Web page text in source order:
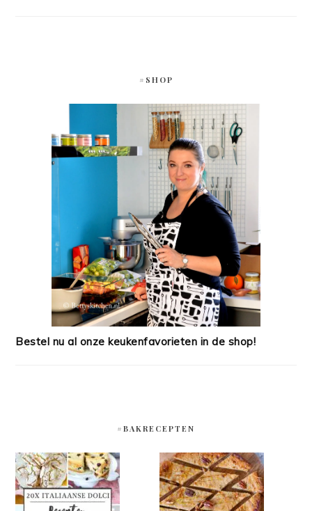
#SHOP
Bestel nu al onze keukenfavorieten in de shop!
#BAKRECEPTEN